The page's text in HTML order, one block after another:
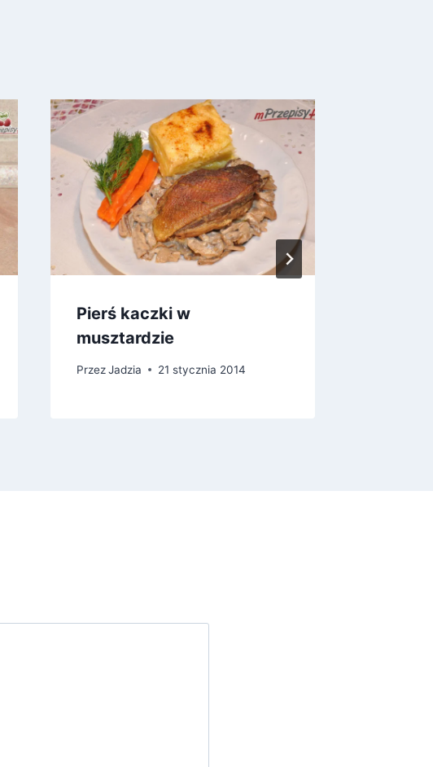
Pierś kaczki w
musztardzie
Przez Jadzia 21 stycznia 2014